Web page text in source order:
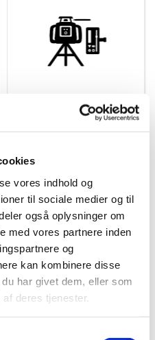
vores indhold og
til sociale medier og til
også oplysninger om
med vores partnere inden
og
kan kombinere disse
har givet dem, eller som
deres tjenester.
Lasere